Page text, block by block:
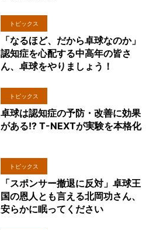
トピックス
「なるほど、だから卓球なのか」
認知症を心配する中高年の皆さ
ん、卓球をやりましょう！
トピックス
卓球は認知症の予防・改善に効果
がある!? T-NEXTが実験を本格化
トピックス
「スポンサー撤退に反対」卓球王
国の恩人とも言える北岡功さん、
安らかに眠ってください